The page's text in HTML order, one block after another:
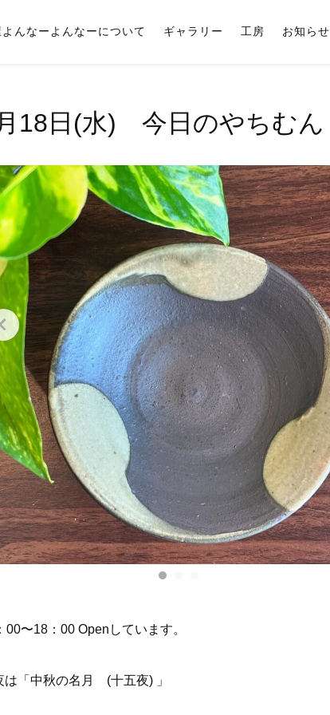
んなーよんなーについて ギャラリー 工房 お知らせ
18日(水) 今日のやちむん
00〜18：00 Openしています。
は「中秋の名月 (十五夜) 」